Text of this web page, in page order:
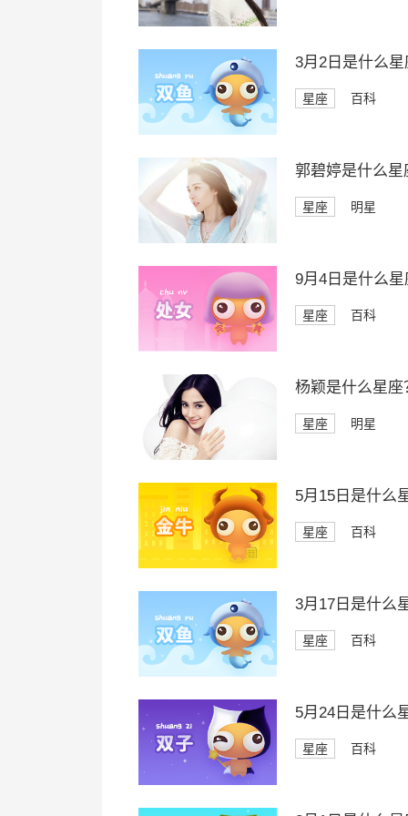
3月2日是什么星
星座 百科
郭碧婷是什么星
星座 明星
9月4日是什么星
星座 百科
杨颖是什么星座
星座 明星
5月15日是什么
星座 百科
3月17日是什么
星座 百科
5月24日是什么
星座 百科